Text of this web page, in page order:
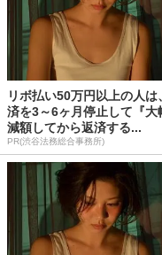
リボ払い50万円以上の人は
済を3～6ヶ月停止して『大
減額してから返済する...
PR(渋谷法務総合事務所)